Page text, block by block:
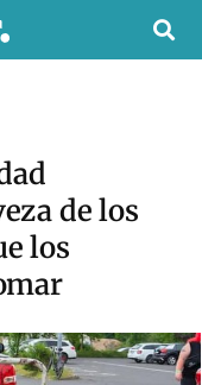
de los
los